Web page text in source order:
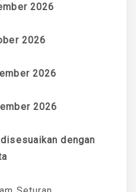
2026
2026
2026
2026
dengan